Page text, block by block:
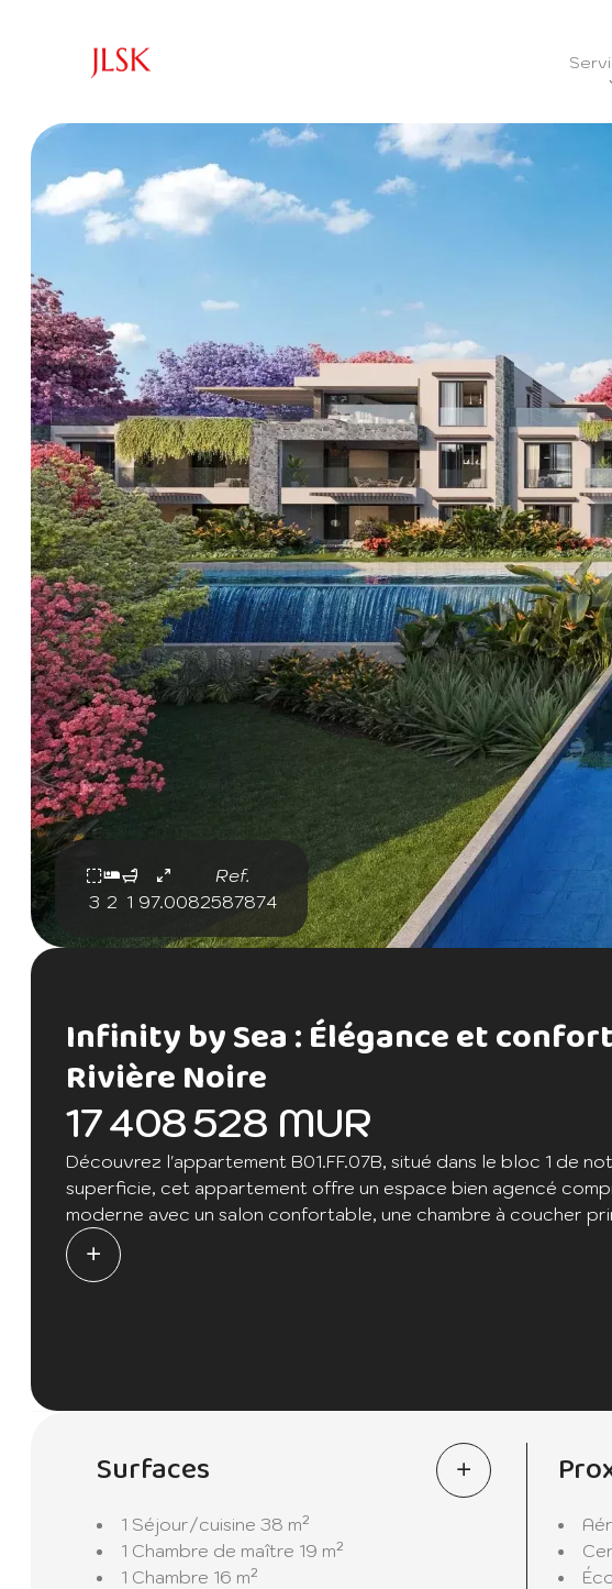
3 2 1 97.00
Ref.
82587874
Infinity by Sea : Élégance et
Rivière Noire
17 408 528 MUR
Découvrez l'appartement B01.FF.07B, situé dans le bloc 1 de
superficie, cet appartement offre un espace bien agencé
moderne avec un salon confortable, une chambre à coucher
baundrie pratique et une terrasse où vous pourrez vous
parfait de charme et de fonctionnalité vous attend dans cet
Surfaces
1 Séjour/cuisine 38 m²
1 Chambre de maître 19 m²
1 Chambre 16 m²